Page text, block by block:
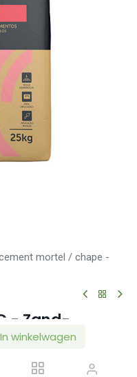
winkelwagen
mortel / chape -
- Zand-
- 25kg (60)